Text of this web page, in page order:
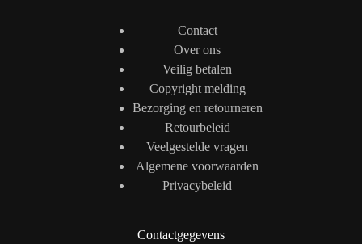
Contact
Over ons
Veilig betalen
Copyright melding
Bezorging en retourneren
Retourbeleid
Veelgestelde vragen
Algemene voorwaarden
Privacybeleid
Contactgegevens